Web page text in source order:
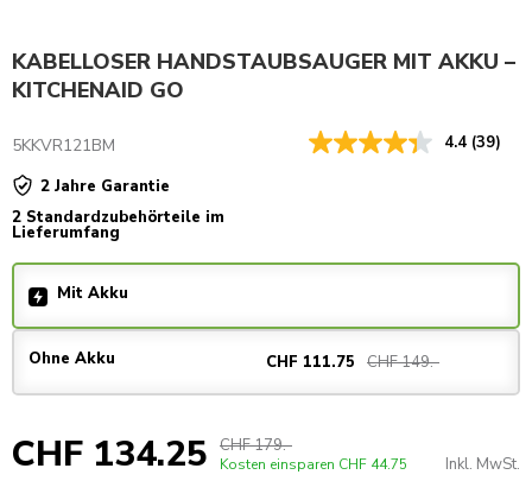
KABELLOSER HANDSTAUBSAUGER MIT AKKU –
KITCHENAID GO
5KKVR121BM 4.4 (39)
2 Jahre Garantie
2 Standardzubehörteile im
Lieferumfang
Mit Akku
Ohne Akku CHF 111.75 CHF 149.-
CHF 134.25 CHF 179.-
Kosten einsparen CHF 44.75 Inkl. MwSt.